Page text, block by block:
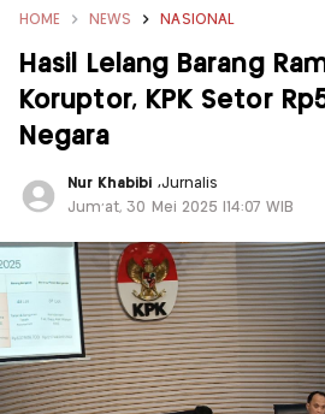
HOME NEWS NASIONAL
Hasil Lelang Barang
Koruptor, KPK Setor
Negara
Nur Khabibi ,Jurnalis
Jum'at, 30 Mei 2025 |14:07 WIB